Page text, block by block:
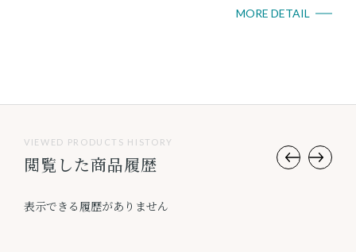
MORE DETAIL
VIEWED PRODUCTS HISTORY
閲覧した商品履歴
表示できる履歴がありません